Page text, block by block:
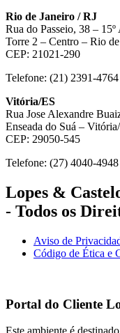
Rio de Janeiro / RJ
Rua do Passeio, 38 – 15º
Torre 2 – Centro – Rio
CEP: 21021-290
Telefone: (21) 2391-4764
Vitória/ES
Rua Jose Alexandre
Enseada do Suá –
CEP: 29050-545
Telefone: (27) 4040-4948
Lopes &
- Todos os
Aviso de
Código de Ética e
Portal do Cliente